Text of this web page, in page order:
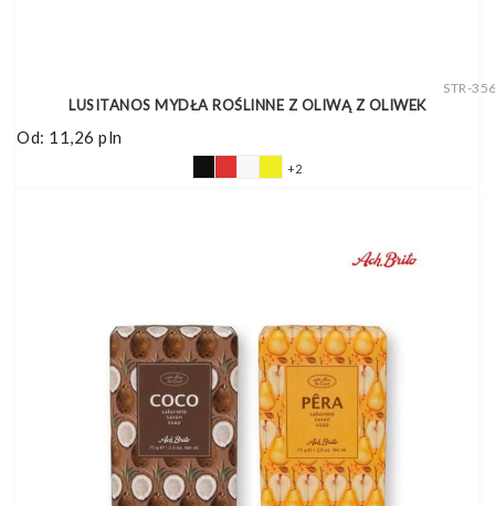
STR-
LUSITANOS MYDŁA ROŚLINNE Z OLIWĄ Z OLIWEK
Od: 11,26 pln
+2